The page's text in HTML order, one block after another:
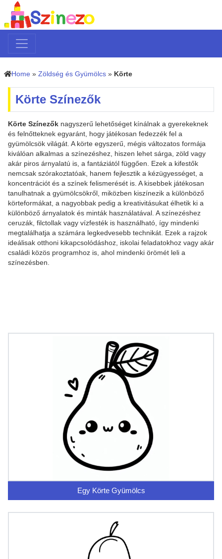
Home » Zöldség és Gyümölcs » Körte
Körte Színezők
Körte Színezők nagyszerű lehetőséget kínálnak a gyerekeknek
és felnőtteknek egyaránt, hogy játékosan fedezzék fel a
gyümölcsök világát. A körte egyszerű, mégis változatos formája
kiválóan alkalmas a színezéshez, hiszen lehet sárga, zöld vagy
akár piros árnyalatú is, a fantáziától függően. Ezek a kifestők
nemcsak szórakoztatóak, hanem fejlesztik a kézügyességet, a
koncentrációt és a színek felismerését is. A kisebbek játékosan
tanulhatnak a gyümölcsökről, miközben kiszínezik a különböző
körteformákat, a nagyobbak pedig a kreativitásukat élhetik ki a
különböző árnyalatok és minták használatával. A színezéshez
ceruzák, filctollak vagy vízfesték is használható, így mindenki
megtalálhatja a számára legkedvesebb technikát. Ezek a rajzok
ideálisak otthoni kikapcsolódáshoz, iskolai feladatokhoz vagy akár
családi közös programhoz is, ahol mindenki örömét leli a
színezésben.
Egy Körte Gyümölcs